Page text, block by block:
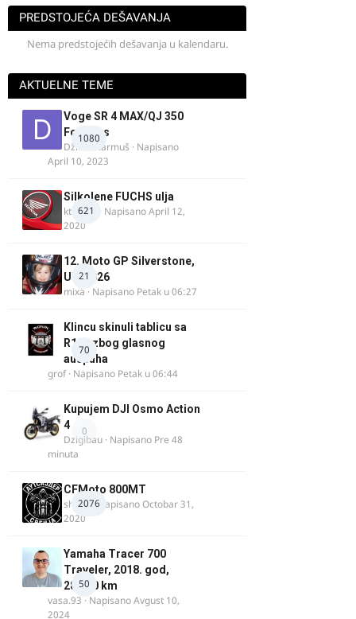
PREDSTOJEĆA DEŠAVANJA
Nema predstojećih dešavanja u kalendaru.
AKTUELNE TEME
1080
Voge SR 4 MAX/QJ 350
Fortress
Džim Džarmuš · Napisano
April 10, 2023
621
Silkolene FUCHS ulja
ktm600 · NapisanoApril 12,
2020
21
12. Moto GP Silverstone,
UK, 2026
mixa · Napisano Petak u 06:27
70
Klincu skinuli tablicu sa
R125 zbog glasnog
auspuha
grof· Napisano Petak u 06:44
0
Kupujem DJI Osmo Action
4
Dzigibau · Napisano Pre 48
minuta
2076
CFMoto 800MT
shlem· NapisanoOctobar 31,
2020
50
Yamaha Tracer 700
Traveler, 2018. god,
28.100 km
vasa.93 · NapisanoAvgust 10,
2024